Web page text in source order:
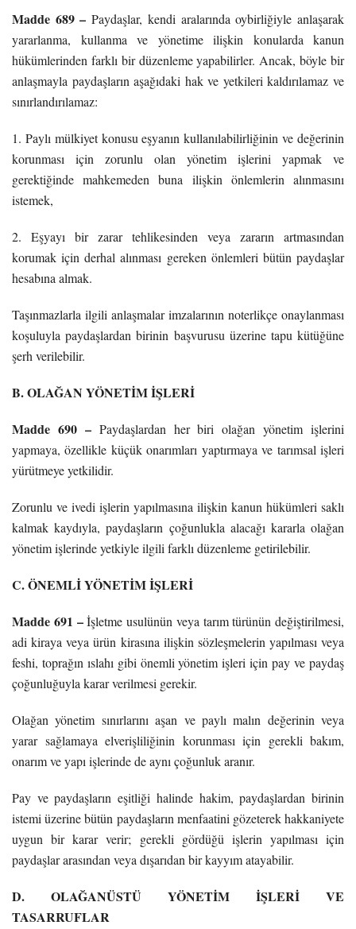
Madde 689 –Paydaşlar, kendi aralarında oybirliğiyle anlaşarak
yararlanma, kullanma ve yönetime ilişkin konularda kanun
hükümlerinden farklı bir düzenleme yapabilirler. Ancak, böyle bir
anlaşmayla paydaşların aşağıdaki hak ve yetkileri kaldırılamaz ve
sınırlandırılamaz:
1. Paylı mülkiyet konusu eşyanın kullanılabilirliğinin ve değerinin
korunması için zorunlu olan yönetim işlerini yapmak ve
gerektiğinde mahkemeden buna ilişkin önlemlerin alınmasını
istemek,
2. Eşyayı bir zarar tehlikesinden veya zararın artmasından
korumak için derhal alınması gereken önlemleri bütün paydaşlar
hesabına almak.
Taşınmazlarla ilgili anlaşmalar imzalarının noterlikçe onaylanması
koşuluyla paydaşlardan birinin başvurusu üzerine tapu kütüğüne
şerh verilebilir.
B. OLAĞAN YÖNETİM İŞLERİ
Madde 690 – Paydaşlardan her biri olağan yönetim işlerini
yapmaya, özellikle küçük onarımları yaptırmaya ve tarımsal işleri
yürütmeye yetkilidir.
Zorunlu ve ivedi işlerin yapılmasına ilişkin kanun hükümleri saklı
kalmak kaydıyla, paydaşların çoğunlukla alacağı kararla olağan
yönetim işlerinde yetkiyle ilgili farklı düzenleme getirilebilir.
C. ÖNEMLİ YÖNETİM İŞLERİ
Madde 691 –İşletme usulünün veya tarım türünün değiştirilmesi,
adi kiraya veya ürün kirasına ilişkin sözleşmelerin yapılması veya
feshi, toprağın ıslahı gibi önemli yönetim işleri için pay ve paydaş
çoğunluğuyla karar verilmesi gerekir.
Olağan yönetim sınırlarını aşan ve paylı malın değerinin veya
yarar sağlamaya elverişliliğinin korunması için gerekli bakım,
onarım ve yapı işlerinde de aynı çoğunluk aranır.
Pay ve paydaşların eşitliği halinde hakim, paydaşlardan birinin
istemi üzerine bütün paydaşların menfaatini gözeterek hakkaniyete
uygun bir karar verir; gerekli gördüğü işlerin yapılması için
paydaşlar arasından veya dışarıdan bir kayyım atayabilir.
D. OLAĞANÜSTÜ YÖNETİM İŞLERİ VE
TASARRUFLAR